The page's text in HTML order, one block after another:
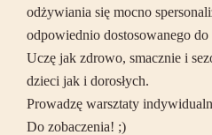
odżywiania się mocno
odpowiednio dostosowanego do
Uczę jak zdrowo, smacznie i
dzieci jak i dorosłych.
Prowadzę warsztaty
Do zobaczenia! ;)